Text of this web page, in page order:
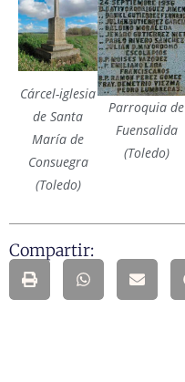
Cárcel-iglesia
de Santa
María de
Consuegra
(Toledo)
Parroquia de
Fuensalida
(Toledo)
Compartir: